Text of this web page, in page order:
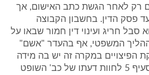
רק לאחר הגשת כתב האישום, אך
פסק הדין. בחשבון הקבוצה
סבל חריג ועינוי דין חמור שבאו על
המשפטי, אף בהעדר "אשם"
הפיצויים במקרה זה יש בה מידה
של חמלה וחסד" (סעיף 5 לחוות דעתו של כב' השופט